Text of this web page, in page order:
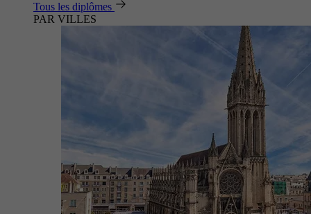
Tous les diplômes
PAR VILLES